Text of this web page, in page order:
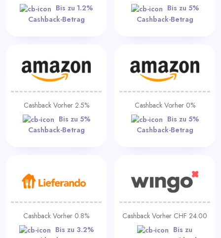
Bis zu 1.2%
Cashback-Betrag
Bis zu 5%
Cashback-Betrag
Cashback Vorher 2.5%
Bis zu 5%
Cashback-Betrag
Cashback Vorher 0%
Bis zu 5%
Cashback-Betrag
Cashback Vorher 0.8%
Bis zu 3.2%
Cashback Vorher CHF 24.00
Bis zu